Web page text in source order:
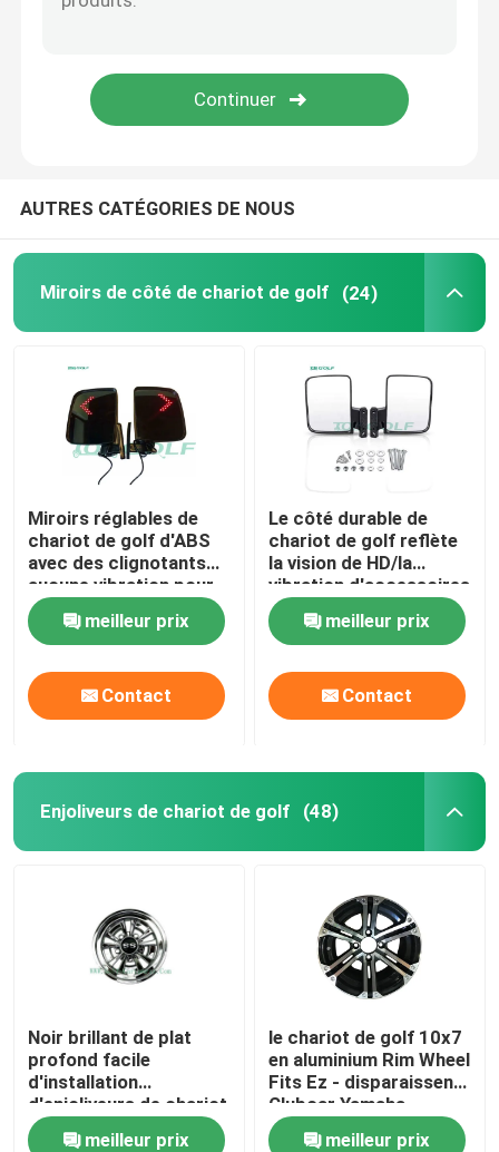
Clôtures de chariot de golf
Pare-brise de chariot de golf
Batterie au lithium de chariot de golf
Pièces de chariot de golf LVTONG
Pièces de rechange ICON
AUTRES CATÉGORIES DE NOUS
Miroirs de côté de chariot de golf (24)
Miroirs réglables de
chariot de golf d'ABS
avec des clignotants
aucune vibration pour
la voiture de club de
voiture de golf
meilleur prix
Contact
Le côté durable de
chariot de golf reflète
la vision de HD/la
vibration d'accessoires
chariot de golf
résistantesmeilleur prix
Contact
Enjoliveurs de chariot de golf (48)
Noir brillant de plat
profond facile
d'installation
d'enjoliveurs de chariot
de golf des biens 8
meilleur prix
le chariot de golf 10x7
en aluminium Rim Wheel
Fits Ez - disparaissent
Clubcar Yamaha
Tomberlin Harley
meilleur prix